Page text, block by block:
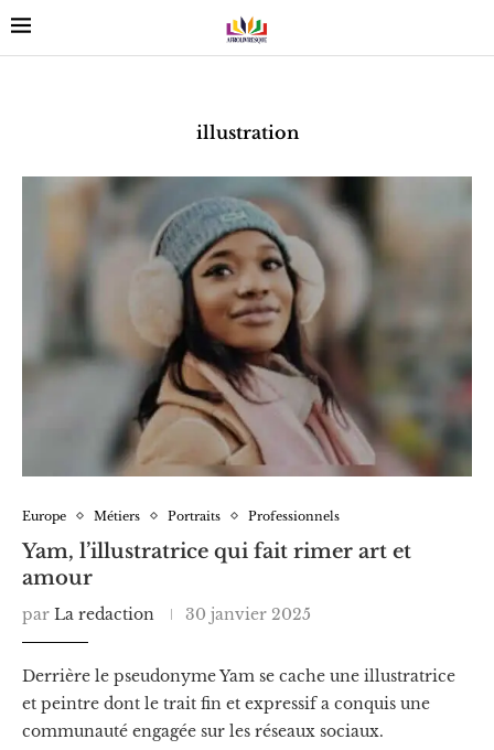
illustration
Europe Métiers Portraits Professionnels
Yam, l’illustratrice qui fait rimer art et
amour
par La redaction 30 janvier 2025
Derrière le pseudonyme Yam se cache une illustratrice
et peintre dont le trait fin et expressif a conquis une
communauté engagée sur les réseaux sociaux.